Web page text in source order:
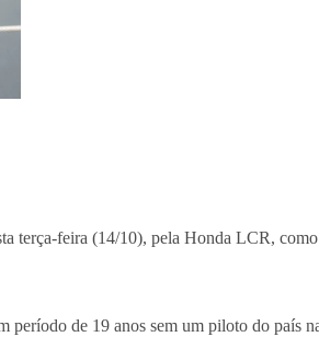
terça-feira (14/10), pela Honda LCR,
de 19 anos sem um piloto do país